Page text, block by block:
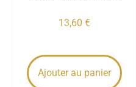
13,60 €
Ajouter au panier